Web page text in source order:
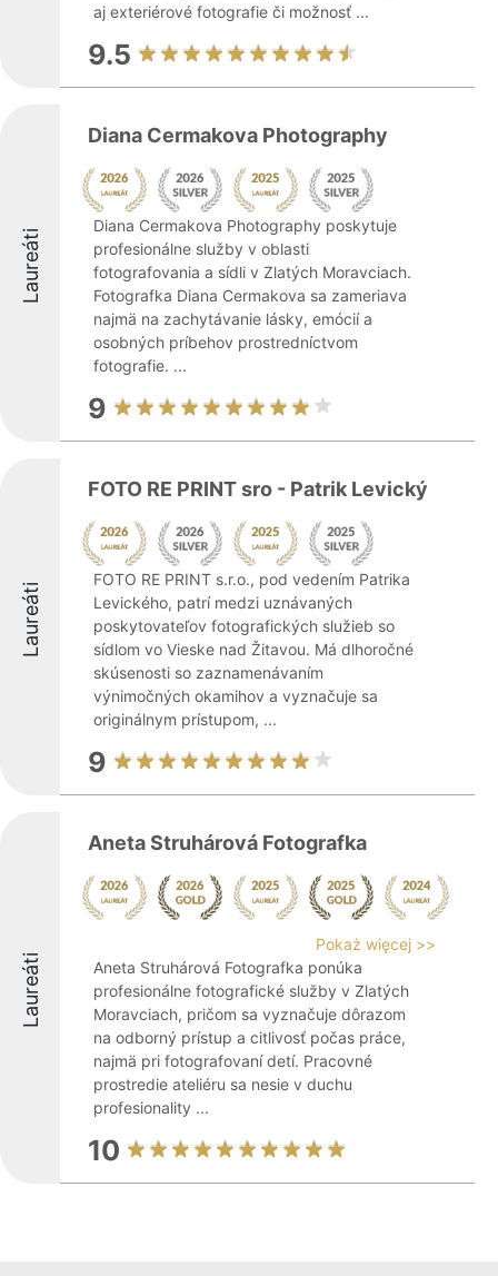
aj exteriérové fotografie či možnosť ...
9.5
Laureáti
Diana Cermakova Photography
Diana Cermakova Photography poskytuje
profesionálne služby v oblasti
fotografovania a sídli v Zlatých Moravciach.
Fotografka Diana Cermakova sa zameriava
najmä na zachytávanie lásky, emócií a
osobných príbehov prostredníctvom
fotografie. ...
9
Laureáti
FOTO RE PRINT sro - Patrik Levický
FOTO RE PRINT s.r.o., pod vedením Patrika
Levického, patrí medzi uznávaných
poskytovateľov fotografických služieb so
sídlom vo Vieske nad Žitavou. Má dlhoročné
skúsenosti so zaznamenávaním
výnimočných okamihov a vyznačuje sa
originálnym prístupom, ...
9
Laureáti
Aneta Struhárová Fotografka
Pokaż więcej >>
Aneta Struhárová Fotografka ponúka
profesionálne fotografické služby v Zlatých
Moravciach, pričom sa vyznačuje dôrazom
na odborný prístup a citlivosť počas práce,
najmä pri fotografovaní detí. Pracovné
prostredie ateliéru sa nesie v duchu
profesionality ...
10